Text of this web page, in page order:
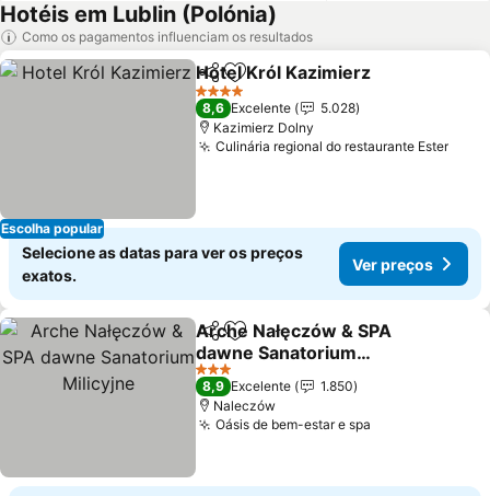
Hotéis em Lublin (Polónia)
Como os pagamentos influenciam os resultados
Escolha popular
PartilharAdicionar aos favoritos
Hotel Król Kazimierz
4 Estrelas
8,6 Excelente
5.028
Kazimierz Dolny
Culinária regional do restaurante Ester
Selecione as datas para ver os preços
exatos.
Ver preços
PartilharAdicionar aos favoritos
Arche Nałęczów & SPA
dawne Sanatorium
Milicyjne
3 Estrelas
8,9 Excelente
1.850
Naleczów
Oásis de bem-estar e spa